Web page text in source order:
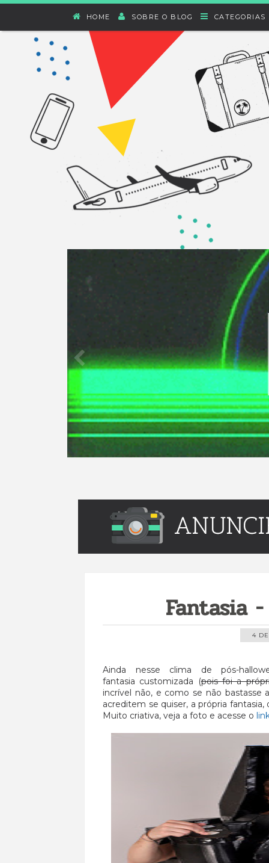
HOME SOBRE O BLOG CATEGORIAS
Já tem
Fantasia
4
Ainda nesse clima de pós-
fantasia customizada (pois foi a
incrível não, e como se não bastasse
acreditem se quiser, a própria
Muito criativa, veja a foto e acesse o